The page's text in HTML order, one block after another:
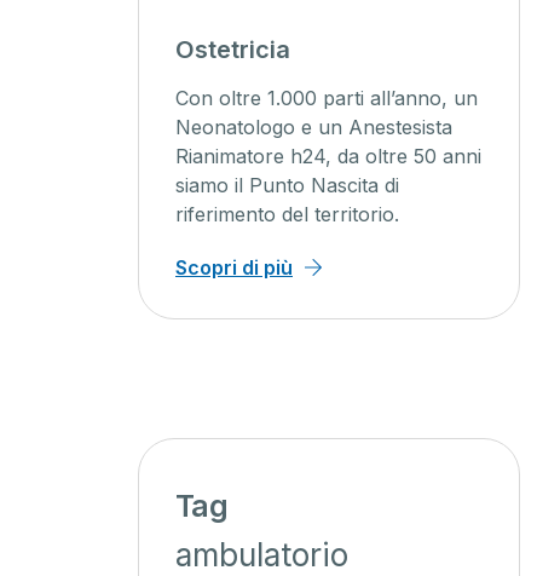
Ostetricia
Con oltre 1.000 parti all’anno, un
Neonatologo e un Anestesista
Rianimatore h24, da oltre 50 anni
siamo il Punto Nascita di
riferimento del territorio.
Scopri di più
Tag
ambulatorio